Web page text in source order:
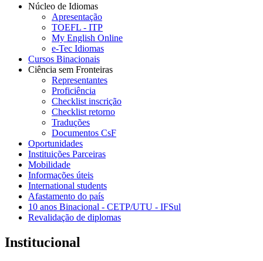
Núcleo de Idiomas
Apresentação
TOEFL - ITP
My English Online
e-Tec Idiomas
Cursos Binacionais
Ciência sem Fronteiras
Representantes
Proficiência
Checklist inscrição
Checklist retorno
Traduções
Documentos CsF
Oportunidades
Instituições Parceiras
Mobilidade
Informações úteis
International students
Afastamento do país
10 anos Binacional - CETP/UTU - IFSul
Revalidação de diplomas
Institucional